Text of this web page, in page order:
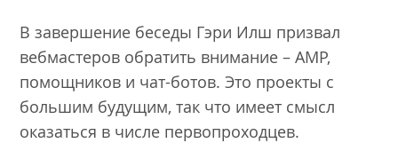
В завершение беседы Гэри Илш призвал
вебмастеров обратить внимание – AMP,
помощников и чат-ботов. Это проекты с
большим будущим, так что имеет смысл
оказаться в числе первопроходцев.